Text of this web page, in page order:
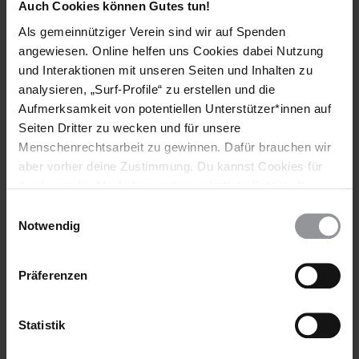
Auch Cookies können Gutes tun!
Als gemeinnütziger Verein sind wir auf Spenden
angewiesen. Online helfen uns Cookies dabei Nutzung
und Interaktionen mit unseren Seiten und Inhalten zu
analysieren, „Surf-Profile“ zu erstellen und die
Aufmerksamkeit von potentiellen Unterstützer*innen auf
Seiten Dritter zu wecken und für unsere
Menschenrechtsarbeit zu gewinnen. Dafür brauchen wir
aber vorher deine Zustimmung. Du kannst Cookies für
wieder ändern. Diesen Banner kannst Du über den Link
Notwendig
Präferenzen
Statistik
angemeldet wurden, waren die Heime besser geschützt,
zumindest zeitweise. Wichtig ist, dass man nicht einfach nur
hinfährt, sondern mit Leuten vor Ort interagiert und das
sinnvoll aufzieht. Die Stimmen der von rassistischer Gewalt
Betroffenen müssen ernst genommen werden. Dafür ist ein
sensibler und gleichberechtiger Kontakt mit den Flüchtlingen
selbst unerlässlich. Im besten Fall ergab sich im Rahmen von
Unterkünften, wieder ein sicherer Raum.
www.amnesty.de/fluechtlinge